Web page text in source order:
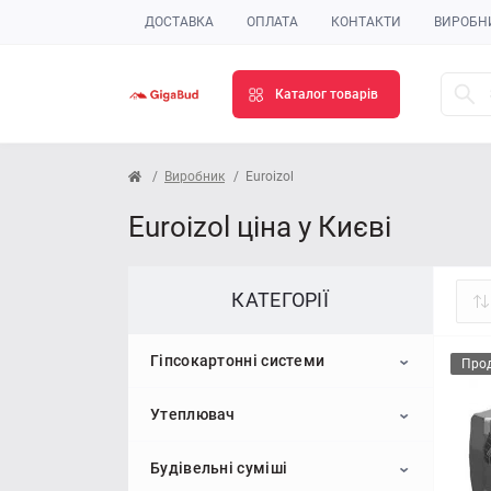
ДОСТАВКА ОПЛАТА КОНТАКТИ
Каталог товарів
Виробник Euroizol
Euroizol ціна у Києві
КАТЕГОРІЇ
Гіпсокартонні системи
Гіпсокартон
Стельовий гіпсокартон
Профіль для гіпсокартону
Утеплювач
Пінопласт
Будівельні суміші